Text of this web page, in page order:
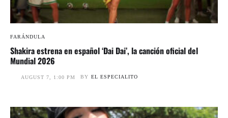
FARÁNDULA
Shakira estrena en español ‘Dai Dai’, la canción oficial del
Mundial 2026
AUGUST 7, 1:00 PM BY EL ESPECIALITO